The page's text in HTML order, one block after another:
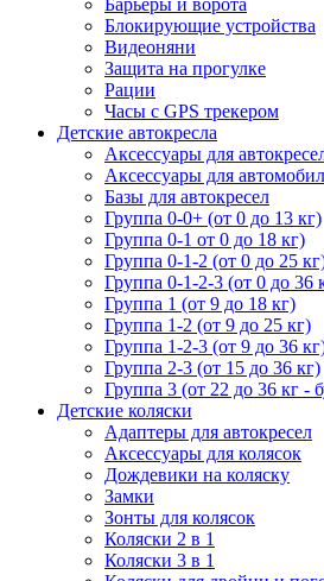
Барьеры и ворота
Блокирующие устройства
Видеоняни
Защита на прогулке
Рации
Часы с GPS трекером
Детские автокресла
Аксессуары для
Аксессуары для
Базы для автокресел
Группа 0-0+ (от 0 до 13 кг)
Группа 0-1 от 0 до 18 кг)
Группа 0-1-2 (от 0 до 25
Группа 0-1-2-3 (от 0 до 36
Группа 1 (от 9 до 18 кг)
Группа 1-2 (от 9 до 25 кг)
Группа 1-2-3 (от 9 до 36
Группа 2-3 (от 15 до 36 кг)
Группа 3 (от 22 до 36 кг -
Детские коляски
Адаптеры для автокресел
Аксессуары для колясок
Дождевики на коляску
Замки
Зонты для колясок
Коляски 2 в 1
Коляски 3 в 1